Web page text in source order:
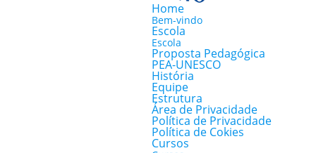
Home
Bem-vindo
Escola
Escola
Proposta Pedagógica
PEA-UNESCO
História
Equipe
Estrutura
Área de Privacidade
Política de Privacidade
Política de Cokies
Cursos